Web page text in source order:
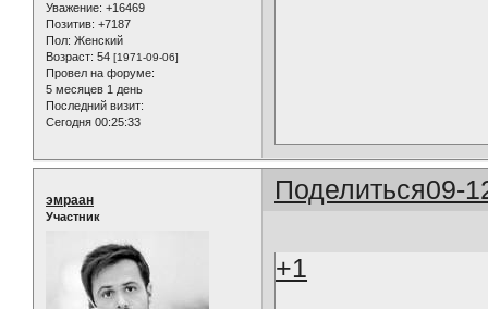
Уважение: +16469
Позитив: +7187
Пол: Женский
Возраст: 54 [1971-09-06]
Провел на форуме:
5 месяцев 1 день
Последний визит:
Сегодня 00:25:33
Поделиться09-
эмраан
Участник
+1